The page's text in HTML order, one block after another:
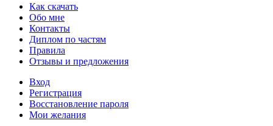
Как скачать
Обо мне
Контакты
Диплом по частям
Правила
Отзывы и предложения
Вход
Регистрация
Восстановление пароля
Мои желания